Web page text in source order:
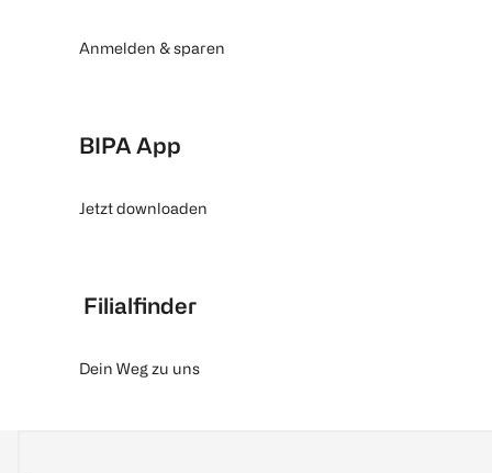
Anmelden & sparen
BIPA App
Jetzt downloaden
Filialfinder
Dein Weg zu uns